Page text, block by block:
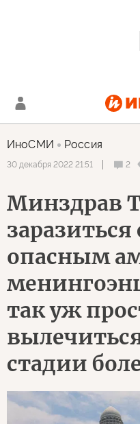
ИноСМИ Россия
30 декабря 2022 21:51 2
Минздрав
опасным
так уж
стадии